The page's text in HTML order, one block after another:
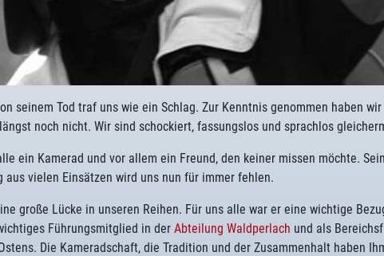
seinem Tod traf uns wie ein Schlag. Zur Kenntnis genommen haben
noch nicht. Wir sind schockiert, fassungslos und sprachlos
ein Kamerad und vor allem ein Freund, den keiner missen möchte.
aus vielen Einsätzen wird uns nun für immer fehlen.
große Lücke in unseren Reihen. Für uns alle war er eine wichtige
Führungsmitglied in der Abteilung Waldperlach und als
Die Kameradschaft, die Tradition und der Zusammenhalt haben